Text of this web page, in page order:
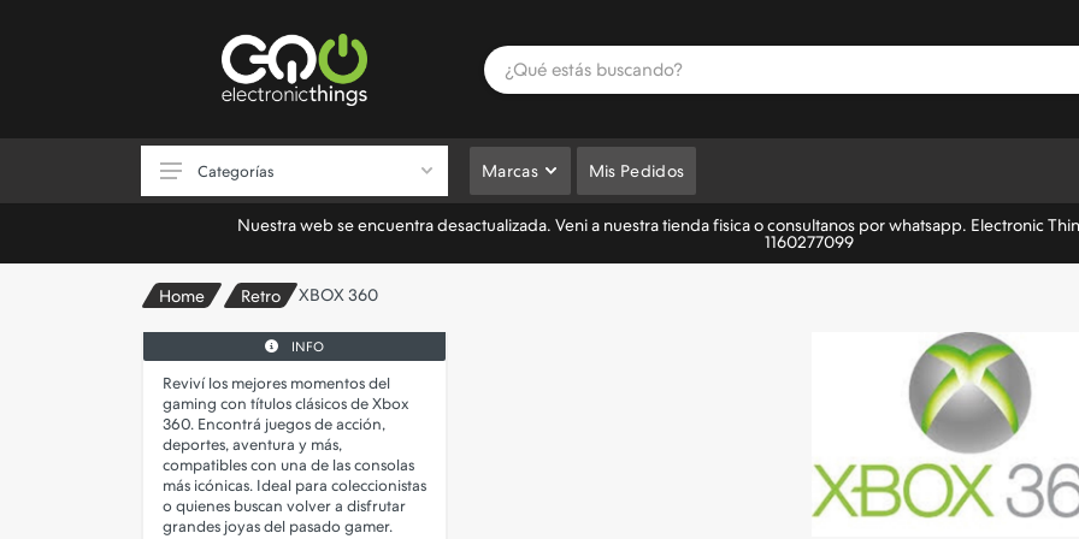
Consolas
Videojuegos
Accesorios de Videojuegos
Almacenamiento
Electrónica
Informática
Categorías Marcas Mis Pedidos
Nuestra web se encuentra desactualizada. Veni a nuestra tienda fisica o consultanos por whatsapp. Electronic
1160277099
Home Retro XBOX 360
INFO
Reviví los mejores momentos del
gaming con títulos clásicos de Xbox
360. Encontrá juegos de acción,
deportes, aventura y más,
compatibles con una de las consolas
más icónicas. Ideal para coleccionistas
o quienes buscan volver a disfrutar
grandes joyas del pasado gamer.